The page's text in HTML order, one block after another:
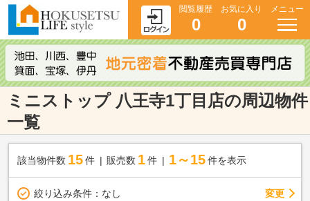
閲覧履歴
0
お気に入り
0
メニュー
ミニストップ 八王寺1丁目店の周辺物件
一覧
該当物件数 15件 販売数 1 件 1～15 件を表示
絞り込み条件： なし 変更